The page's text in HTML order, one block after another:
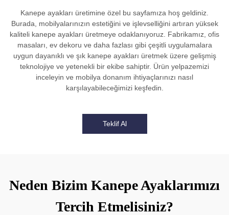
Kanepe ayakları üretimine özel bu sayfamıza hoş geldiniz.
Burada, mobilyalarınızın estetiğini ve işlevselliğini artıran yüksek
kaliteli kanepe ayakları üretmeye odaklanıyoruz. Fabrikamız, ofis
masaları, ev dekoru ve daha fazlası gibi çeşitli uygulamalara
uygun dayanıklı ve şık kanepe ayakları üretmek üzere gelişmiş
teknolojiye ve yetenekli bir ekibe sahiptir. Ürün yelpazemizi
inceleyin ve mobilya donanım ihtiyaçlarınızı nasıl
karşılayabileceğimizi keşfedin.
Teklif Al
Neden Bizim Kanepe Ayaklarımızı
Tercih Etmelisiniz?